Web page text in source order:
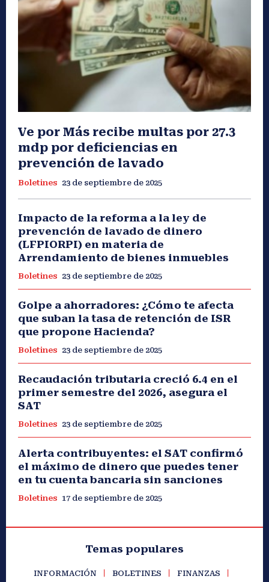
Ve por Más recibe multas por 27.3
mdp por deficiencias en
prevención de lavado
Boletines 23 de septiembre de 2025
Impacto de la reforma a la ley de
prevención de lavado de dinero
(LFPIORPI) en materia de
Arrendamiento de bienes inmuebles
Boletines 23 de septiembre de 2025
Golpe a ahorradores: ¿Cómo te afecta
que suban la tasa de retención de ISR
que propone Hacienda?
Boletines 23 de septiembre de 2025
Recaudación tributaria creció 6.4 en el
primer semestre del 2026, asegura el
SAT
Boletines 23 de septiembre de 2025
Alerta contribuyentes: el SAT confirmó
el máximo de dinero que puedes tener
en tu cuenta bancaria sin sanciones
Boletines 17 de septiembre de 2025
Temas populares
INFORMACIÓN BOLETINES FINANZAS